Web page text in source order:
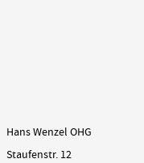
Hans Wenzel OHG
Staufenstr. 12